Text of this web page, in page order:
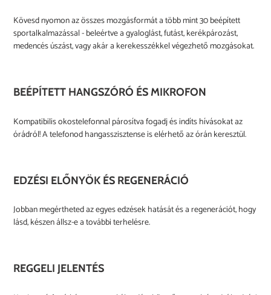
Kövesd nyomon az összes mozgásformát a több mint 30 beépített
sportalkalmazással - beleértve a gyaloglást, futást, kerékpározást,
medencés úszást, vagy akár a kerekesszékkel végezhető mozgásokat.
BEÉPÍTETT HANGSZÓRÓ ÉS MIKROFON
Kompatibilis okostelefonnal párosítva fogadj és indíts hívásokat az
órádról! A telefonod hangasszisztense is elérhető az órán keresztül.
EDZÉSI ELŐNYÖK ÉS REGENERÁCIÓ
Jobban megértheted az egyes edzések hatását és a regenerációt, hogy
lásd, készen állsz-e a további terhelésre.
REGGELI JELENTÉS